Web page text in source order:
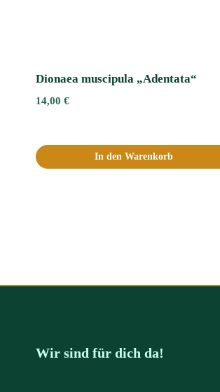
Dionaea muscipula „Adentata“ﾠ
14,00 €
In den Warenkorb
Wir sind für dich da!